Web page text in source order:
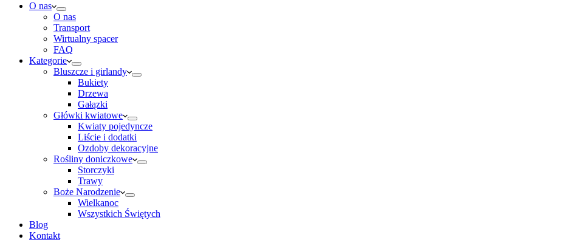
O nas
O nas
Transport
Wirtualny spacer
FAQ
Kategorie
Bluszcze i girlandy
Bukiety
Drzewa
Gałązki
Główki kwiatowe
Kwiaty pojedyncze
Liście i dodatki
Ozdoby dekoracyjne
Rośliny doniczkowe
Storczyki
Trawy
Boże Narodzenie
Wielkanoc
Wszystkich Świętych
Blog
Kontakt